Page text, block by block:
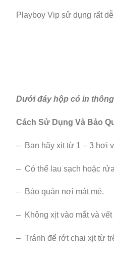
Playboy Vip sử dụng rất
Dưới đáy hộp có in
Cách Sử Dụng Và Bảo
– Bạn hãy xịt từ 1 – 3 hơi
– Có thể lau sạch hoặc
– Bảo quản nơi mát mẻ.
– Không xịt vào mắt và
– Tránh để rớt chai xịt từ